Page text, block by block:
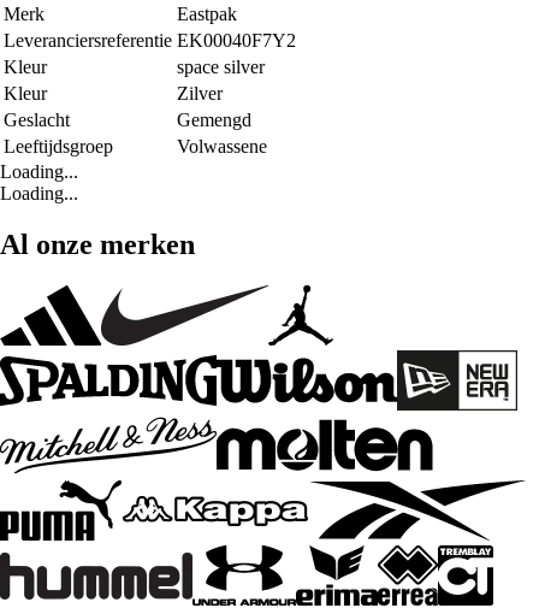
Merk
Eastpak
Leveranciersreferentie EK00040F7Y2
Kleur
space silver
Kleur
Zilver
Geslacht
Gemengd
Leeftijdsgroep
Volwassene
Loading...
Loading...
Al onze merken